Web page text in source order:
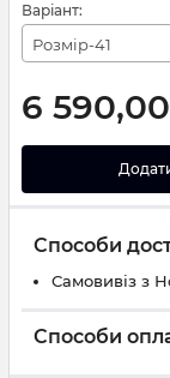
Варіант:
Розмір-41
6 590,00
Способи
Самовивіз з
Способи